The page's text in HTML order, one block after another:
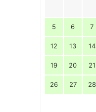
5 6 7
12 13 14
19 20 21
26 27 28